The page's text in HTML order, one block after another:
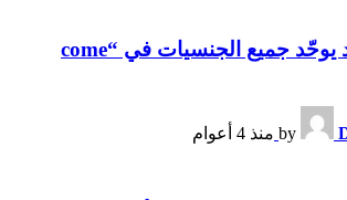
الشاب خالد يوحّد جميع الجنسيات في “come
by منذ 4 أعوام